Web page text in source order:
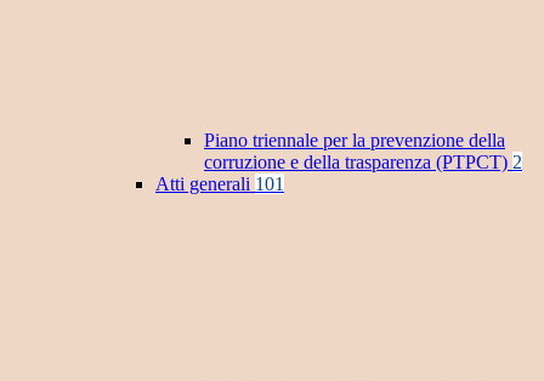
Piano triennale per la prevenzione della
corruzione e della trasparenza (PTPCT) 2
Atti generali 101